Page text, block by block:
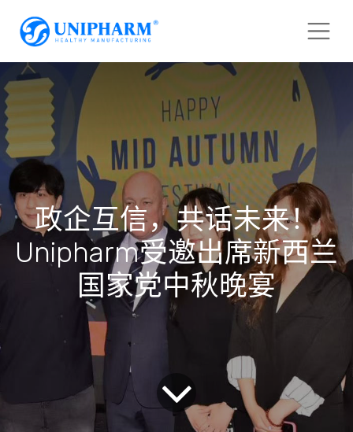
政企互信，共话未来！
Unipharm受邀出席新西兰
国家党中秋晚宴